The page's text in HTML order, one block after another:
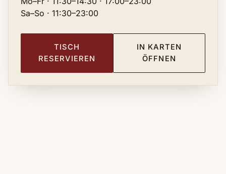
Sa–So · 11:30–23:00
TISCH
RESERVIEREN
IN KARTEN
ÖFFNEN